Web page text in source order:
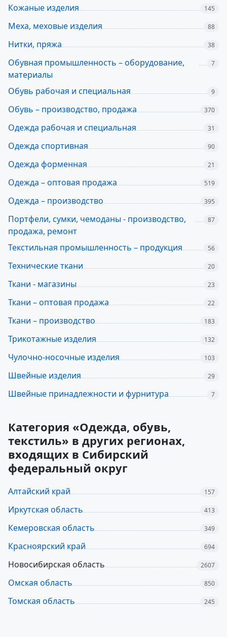
Кожаные изделия 145
Меха, меховые изделия 88
Нитки, пряжа 38
Обувная промышленность – оборудование,
материалы
7
Обувь рабочая и специальная 9
Обувь – производство, продажа 370
Одежда рабочая и специальная 31
Одежда спортивная 90
Одежда форменная 21
Одежда – оптовая продажа 519
Одежда – производство 395
Портфели, сумки, чемоданы - производство,
продажа, ремонт
87
Текстильная промышленность – продукция 56
Технические ткани 20
Ткани - магазины 23
Ткани – оптовая продажа 22
Ткани – производство 183
Трикотажные изделия 132
Чулочно-носочные изделия 103
Швейные изделия 29
Швейные принадлежности и фурнитура 7
Категория «Одежда, обувь,
текстиль» в других регионах,
входящих в Сибирский
федеральный округ
Алтайский край 157
Иркутская область 413
Кемеровская область 349
Красноярский край 694
Новосибирская область 2607
Омская область 850
Томская область 245